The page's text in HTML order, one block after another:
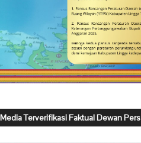
Media Terverifikasi Faktual Dewan Pers